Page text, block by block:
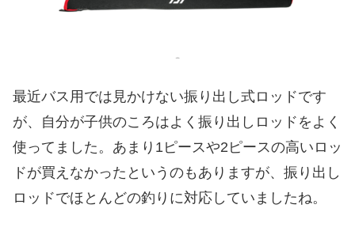
最近バス用では見かけない振り出し式ロッドです
が、自分が子供のころはよく振り出しロッドをよく
使ってました。あまり1ピースや2ピースの高いロッ
ドが買えなかったというのもありますが、振り出し
ロッドでほとんどの釣りに対応していましたね。